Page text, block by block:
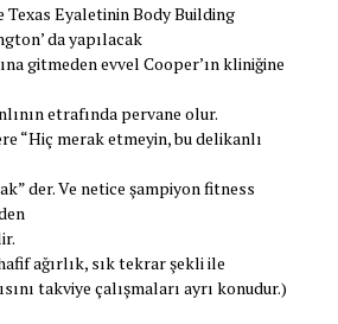
Texas Eyaletinin Body Building
da yapılacak
gitmeden evvel Cooper’ın kliniğine
etrafında pervane olur.
“Hiç merak etmeyin, bu delikanlı
der. Ve netice şampiyon fitness
ağırlık, sık tekrar şekli ile
takviye çalışmaları ayrı konudur.)